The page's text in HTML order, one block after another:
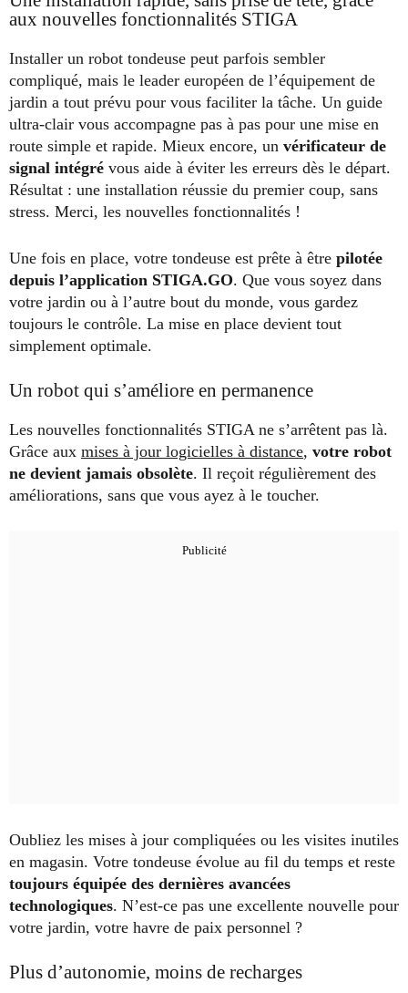
aux nouvelles fonctionnalités STIGA
Installer un robot tondeuse peut parfois sembler
compliqué, mais le leader européen de l’équipement de
jardin a tout prévu pour vous faciliter la tâche. Un guide
ultra-clair vous accompagne pas à pas pour une mise en
route simple et rapide. Mieux encore, un vérificateur de
signal intégré vous aide à éviter les erreurs dès le départ.
Résultat : une installation réussie du premier coup, sans
stress. Merci, les nouvelles fonctionnalités !
Une fois en place, votre tondeuse est prête à être pilotée
depuis l’application STIGA.GO. Que vous soyez dans
votre jardin ou à l’autre bout du monde, vous gardez
toujours le contrôle. La mise en place devient tout
simplement optimale.
Un robot qui s’améliore en permanence
Les nouvelles fonctionnalités STIGA ne s’arrêtent pas là.
Grâce aux mises à jour logicielles à distance, votre robot
ne devient jamais obsolète. Il reçoit régulièrement des
améliorations, sans que vous ayez à le toucher.
Oubliez les mises à jour compliquées ou les visites inutiles
en magasin. Votre tondeuse évolue au fil du temps et reste
toujours équipée des dernières avancées
technologiques. N’est-ce pas une excellente nouvelle pour
votre jardin, votre havre de paix personnel ?
Plus d’autonomie, moins de recharges